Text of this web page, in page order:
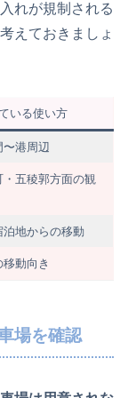
れが規制される
えておきましょ
いる使い方
港周辺
五稜郭方面の観
泊地からの移動
動向き
場を確認